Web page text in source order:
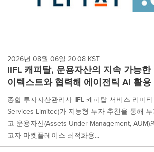
2026년 08월 06일 20:08 KST
IIFL 캐피탈, 운용자산의 지속 가능
이텍스트와 협력해 에이전틱 AI 활용
종합 투자자산관리사 IIFL 캐피탈 서비스 리미티
Services Limited)가 지능형 투자 추천을 통해
고 운용자산(Assets Under Management, AUM)
고자 마켓플레이스 최적화용...